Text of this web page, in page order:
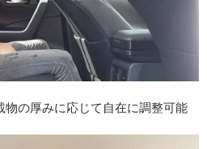
物の厚みに応じて自在に調整可能